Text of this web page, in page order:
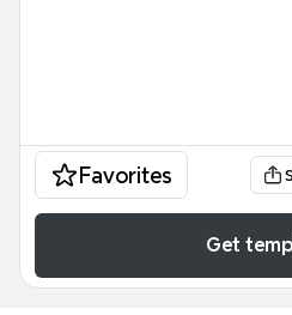
Favorites
Get